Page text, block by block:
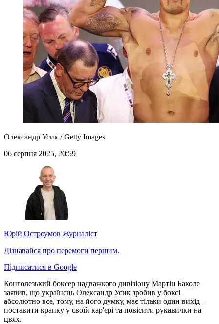
Олександр Усик / Getty Images
06 серпня 2025, 20:59
Юрій Остроумов Журналіст
Дізнавайся про перемоги першим.
Підписатися в Google
Конголезький боксер надважкого дивізіону Мартін Баколе
заявив, що українець Олександр Усик зробив у боксі
абсолютно все, тому, на його думку, має тільки один вихід –
поставити крапку у своїй кар'єрі та повісити рукавички на
цвях.